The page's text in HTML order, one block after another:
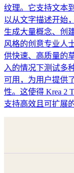
纹理。它支持文本
以从文字描述开始
生成大量概念、创
风格的创意专业人
供快速、高质量的
入的情况下测试多
可用，为用户提供
性。这使得 Krea 2
支持高效且可扩展